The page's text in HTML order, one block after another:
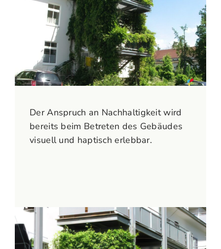
Der Anspruch an Nachhaltigkeit wird
bereits beim Betreten des Gebäudes
visuell und haptisch erlebbar.